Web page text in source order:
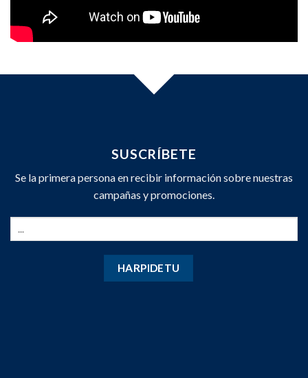
SUSCRÍBETE
Se la primera persona en recibir información sobre nuestras
campañas y promociones.